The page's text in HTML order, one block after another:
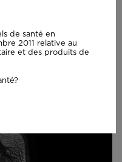
de santé en
2011 relative au
et des produits de